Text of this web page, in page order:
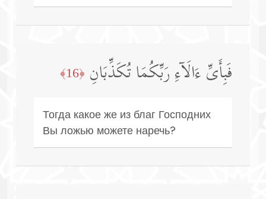
فَبِأَیِّ ءَالَاۤءِ رَبِّكُمَا تُكَذِّبَانِ ﴿16﴾
Тогда какое же из благ Господних
Вы ложью можете наречь?